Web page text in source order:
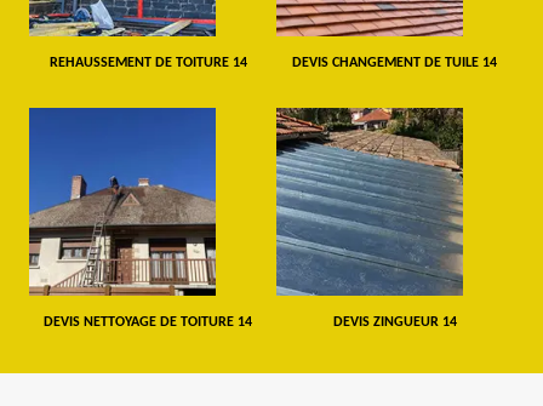
REHAUSSEMENT DE TOITURE 14 DEVIS CHANGEMENT DE TUILE 14
DEVIS NETTOYAGE DE TOITURE 14 DEVIS ZINGUEUR 14